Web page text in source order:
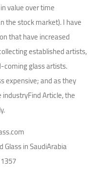
value over time
the stock market). I have
that have increased
established artists,
coming glass artists.
expensive; and as they
Article, the
Glass in SaudiArabia